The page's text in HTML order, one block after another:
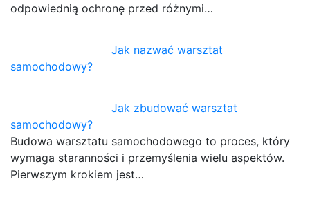
odpowiednią ochronę przed różnymi…
Jak nazwać warsztat
samochodowy?
Jak zbudować warsztat
samochodowy?
Budowa warsztatu samochodowego to proces, który
wymaga staranności i przemyślenia wielu aspektów.
Pierwszym krokiem jest…